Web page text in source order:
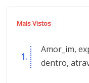
Mais Vistos
Amor_im,
dentro,